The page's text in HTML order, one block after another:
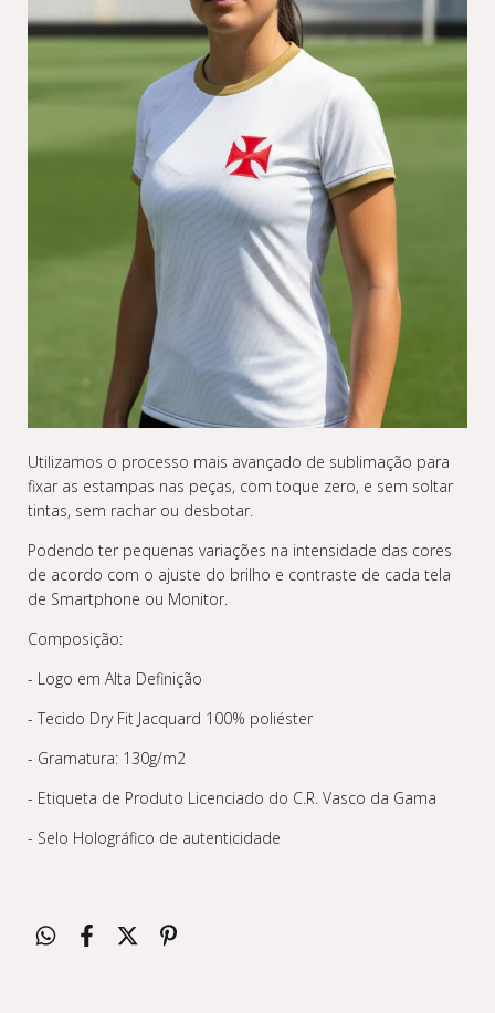
Utilizamos o processo mais avançado de sublimação para
fixar as estampas nas peças, com toque zero, e sem soltar
tintas, sem rachar ou desbotar.
Podendo ter pequenas variações na intensidade das cores
de acordo com o ajuste do brilho e contraste de cada tela
de Smartphone ou Monitor.
Composição:
- Logo em Alta Definição
- Tecido Dry Fit Jacquard 100% poliéster
- Gramatura: 130g/m2
- Etiqueta de Produto Licenciado do C.R. Vasco da Gama
- Selo Holográfico de autenticidade